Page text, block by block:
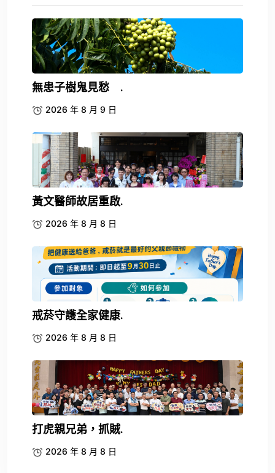
無患子樹鬼見愁 .
2026 年 8 月 9 日
黃文醫師故居重啟.
2026 年 8 月 8 日
戒菸守護全家健康.
2026 年 8 月 8 日
打虎親兄弟，抓賊.
2026 年 8 月 8 日